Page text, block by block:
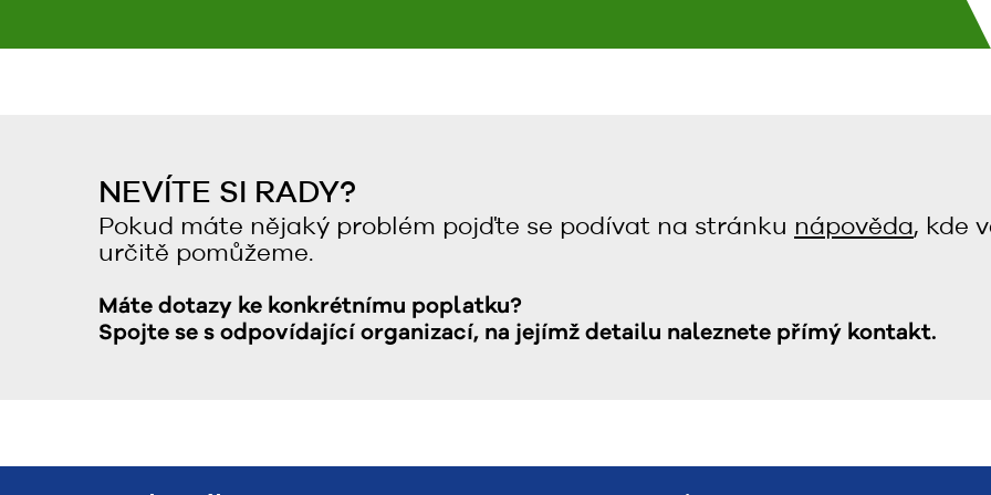
NEVÍTE SI RADY?
Pokud máte nějaký problém pojďte se podívat na stránku nápověda, kde
určitě pomůžeme.
Máte dotazy ke konkrétnímu poplatku?
Spojte se s odpovídající organizací, na jejímž detailu naleznete přímý kontakt.